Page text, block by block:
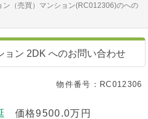
（売買）マンション(RC012306)のへの
ョン 2DK へのお問い合わせ
物件番号：RC012306
価格9500.0万円